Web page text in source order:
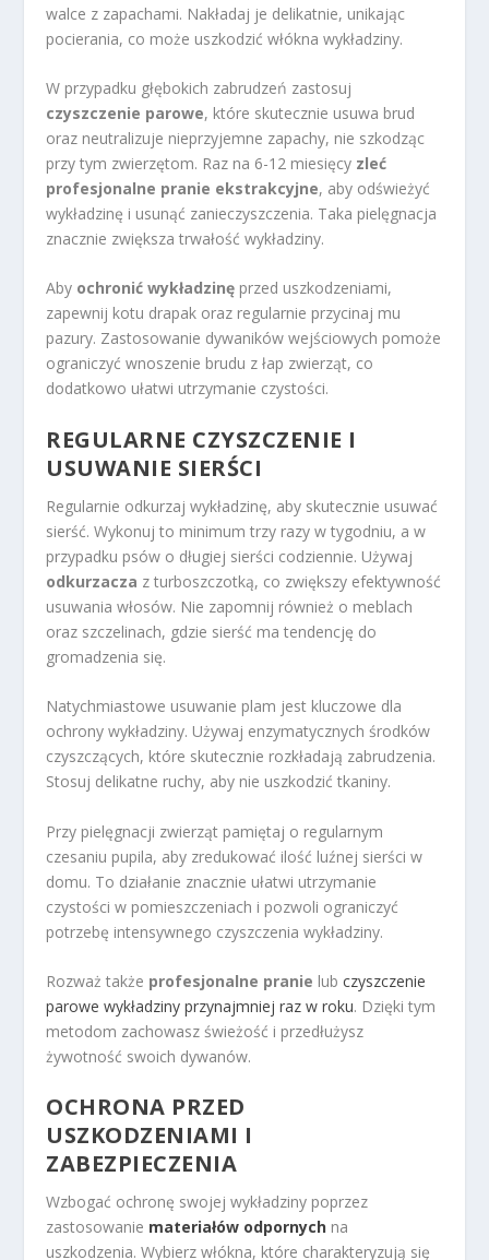
walce z zapachami. Nakładaj je delikatnie, unikając
pocierania, co może uszkodzić włókna wykładziny.
W przypadku głębokich zabrudzeń zastosuj
czyszczenie parowe, które skutecznie usuwa brud
oraz neutralizuje nieprzyjemne zapachy, nie szkodząc
przy tym zwierzętom. Raz na 6-12 miesięcy zleć
profesjonalne pranie ekstrakcyjne, aby odświeżyć
wykładzinę i usunąć zanieczyszczenia. Taka pielęgnacja
znacznie zwiększa trwałość wykładziny.
Aby ochronić wykładzinę przed uszkodzeniami,
zapewnij kotu drapak oraz regularnie przycinaj mu
pazury. Zastosowanie dywaników wejściowych pomoże
ograniczyć wnoszenie brudu z łap zwierząt, co
dodatkowo ułatwi utrzymanie czystości.
REGULARNE CZYSZCZENIE I
USUWANIE SIERŚCI
Regularnie odkurzaj wykładzinę, aby skutecznie usuwać
sierść. Wykonuj to minimum trzy razy w tygodniu, a w
przypadku psów o długiej sierści codziennie. Używaj
odkurzacza z turboszczotką, co zwiększy efektywność
usuwania włosów. Nie zapomnij również o meblach
oraz szczelinach, gdzie sierść ma tendencję do
gromadzenia się.
Natychmiastowe usuwanie plam jest kluczowe dla
ochrony wykładziny. Używaj enzymatycznych środków
czyszczących, które skutecznie rozkładają zabrudzenia.
Stosuj delikatne ruchy, aby nie uszkodzić tkaniny.
Przy pielęgnacji zwierząt pamiętaj o regularnym
czesaniu pupila, aby zredukować ilość luźnej sierści w
domu. To działanie znacznie ułatwi utrzymanie
czystości w pomieszczeniach i pozwoli ograniczyć
potrzebę intensywnego czyszczenia wykładziny.
Rozważ także profesjonalne pranie lubczyszczenie
parowe wykładziny przynajmniej raz w roku. Dzięki tym
metodom zachowasz świeżość i przedłużysz
żywotność swoich dywanów.
OCHRONA PRZED
USZKODZENIAMI I
ZABEZPIECZENIA
Wzbogać ochronę swojej wykładziny poprzez
zastosowanie materiałów odpornych na
uszkodzenia. Wybierz włókna, które charakteryzują się